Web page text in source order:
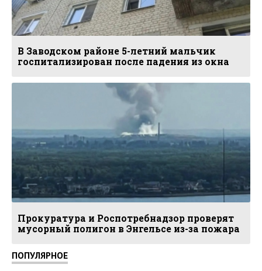
В Заводском районе 5-летний мальчик
госпитализирован после падения из окна
Прокуратура и Роспотребнадзор проверят
мусорный полигон в Энгельсе из-за пожара
ПОПУЛЯРНОЕ